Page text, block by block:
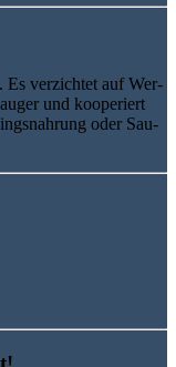
. Es ver­zich­tet auf Wer­
und koope­riert
oder Sau­